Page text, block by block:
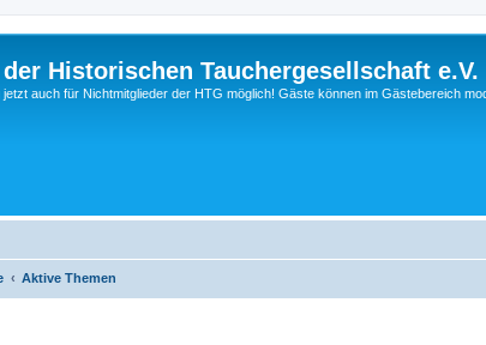
Historischen Tauchergesellschaft e.V.
auch für Nichtmitglieder der HTG möglich! Gäste können im Gästebereich
Aktive Themen